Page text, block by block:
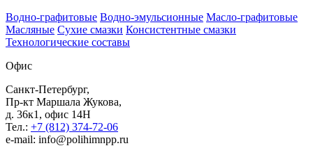
Водно-графитовые Водно-эмульсионные Масло-графитовые
Масляные Сухие смазки Консистентные смазки
Технологические составы
Офис
Санкт-Петербург,
Пр-кт Маршала Жукова,
д. 36к1, офис 14H
Тел.: +7 (812) 374-72-06
e-mail: info@polihimnpp.ru